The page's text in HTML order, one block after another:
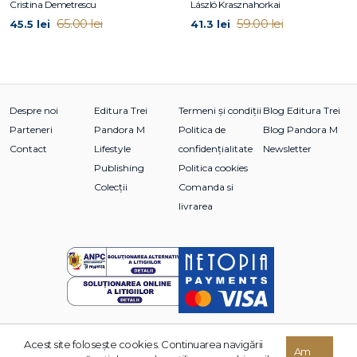
Cristina Demetrescu
45.5 lei 65.00 lei
László Krasznahorkai
41.3 lei 59.00 lei
Despre noi
Parteneri
Contact
Editura Trei
Pandora M
Lifestyle
Publishing
Colecții
Termeni și condiții
Politica de
confidențialitate
Politica cookies
Comanda si
livrarea
Blog Editura Trei
Blog Pandora M
Newsletter
© 2026 Grupul Editorial TREI. Toate drepturile rezervate.
Acest site foloseşte cookies. Continuarea navigării
Am